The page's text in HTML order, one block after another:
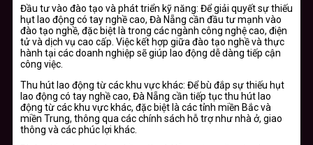
Đầu tư vào đào tạo và phát triển kỹ năng: Để giải quyết sự thiếu
hụt lao động có tay nghề cao, Đà Nẵng cần đầu tư mạnh vào
đào tạo nghề, đặc biệt là trong các ngành công nghệ cao, điện
tử và dịch vụ cao cấp. Việc kết hợp giữa đào tạo nghề và thực
hành tại các doanh nghiệp sẽ giúp lao động dễ dàng tiếp cận
công việc.
Thu hút lao động từ các khu vực khác: Để bù đắp sự thiếu hụt
lao động có tay nghề cao, Đà Nẵng cần tiếp tục thu hút lao
động từ các khu vực khác, đặc biệt là các tỉnh miền Bắc và
miền Trung, thông qua các chính sách hỗ trợ như nhà ở, giao
thông và các phúc lợi khác.